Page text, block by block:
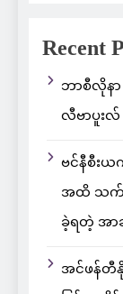
Recent
ဘာစီလိုနာ
လီဗာပူးလ်
ဗင်နီစီးယ
အထိ သက်တ
ခဲ့ရတဲ့ အ
အင်ဖန်တီ